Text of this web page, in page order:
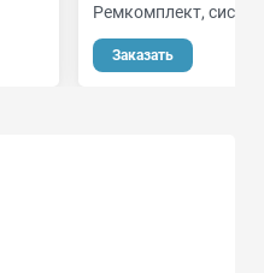
Ремкомплект,
Заказать